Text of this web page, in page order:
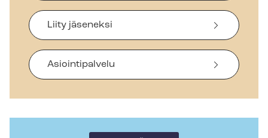
Liity jäseneksi
Asiointipalvelu